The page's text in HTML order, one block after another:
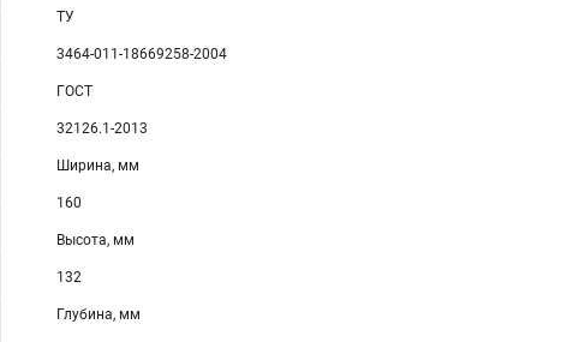
ТУ
3464-011-18669258-2004
ГОСТ
32126.1-2013
Ширина, мм
160
Высота, мм
132
Глубина, мм